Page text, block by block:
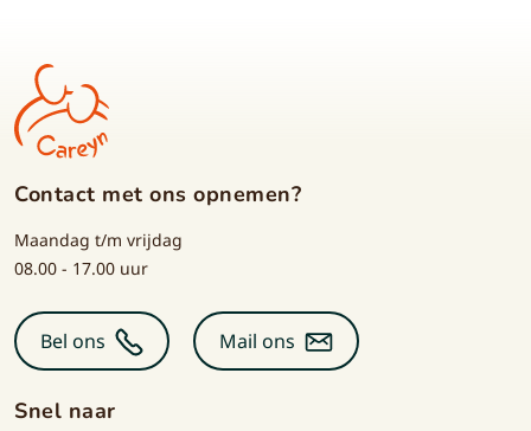
Contact met ons opnemen?
Maandag t/m vrijdag
08.00 - 17.00 uur
Bel ons Mail ons
Snel naar